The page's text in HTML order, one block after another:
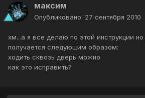
максим
Опубликовано: 27 сентября 2010
хм...а я все делаю по этой инструкции
получается следующим образом:
ходить сквозь дверь можно
как это исправить?